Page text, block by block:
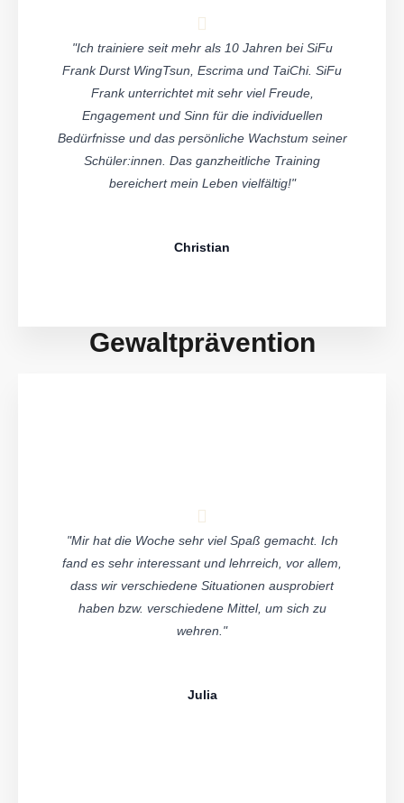
"Ich trainiere seit mehr als 10 Jahren bei SiFu
Frank Durst WingTsun, Escrima und TaiChi. SiFu
Frank unterrichtet mit sehr viel Freude,
Engagement und Sinn für die individuellen
Bedürfnisse und das persönliche Wachstum seiner
Schüler:innen. Das ganzheitliche Training
bereichert mein Leben vielfältig!"
Christian
Gewaltprävention
"Mir hat die Woche sehr viel Spaß gemacht. Ich
fand es sehr interessant und lehrreich, vor allem,
dass wir verschiedene Situationen ausprobiert
haben bzw. verschiedene Mittel, um sich zu
wehren."
Julia